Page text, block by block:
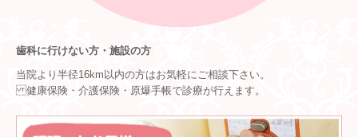
歯科に行けない方・施設の方
当院より半径16km以内の方はお気軽にご相談下さい。
健康保険・介護保険・原爆手帳で診療が行えます。